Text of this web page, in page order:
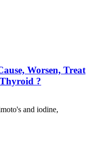
Worsen, Treat
?